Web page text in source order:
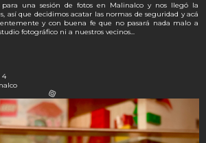
para una sesión de fotos en Malinalco y nos llegó la
así que decidimos acatar las normas de seguridad y acá
y con buena fe que no pasará nada malo a
fotográfico ni a nuestros vecinos...
4
